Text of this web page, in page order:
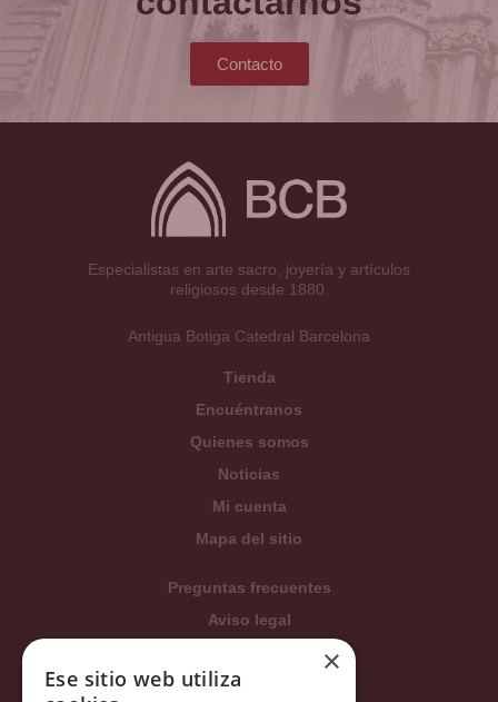
Contacto
Especialistas en arte sacro, joyería y artículos
religiosos desde 1880.
Antigua Botiga Catedral Barcelona
Tienda
Encuéntranos
Quienes somos
Noticias
Mi cuenta
Mapa del sitio
Preguntas frecuentes
Aviso legal
Condiciones generales
Política de privacidad
×
Ese sitio web utiliza